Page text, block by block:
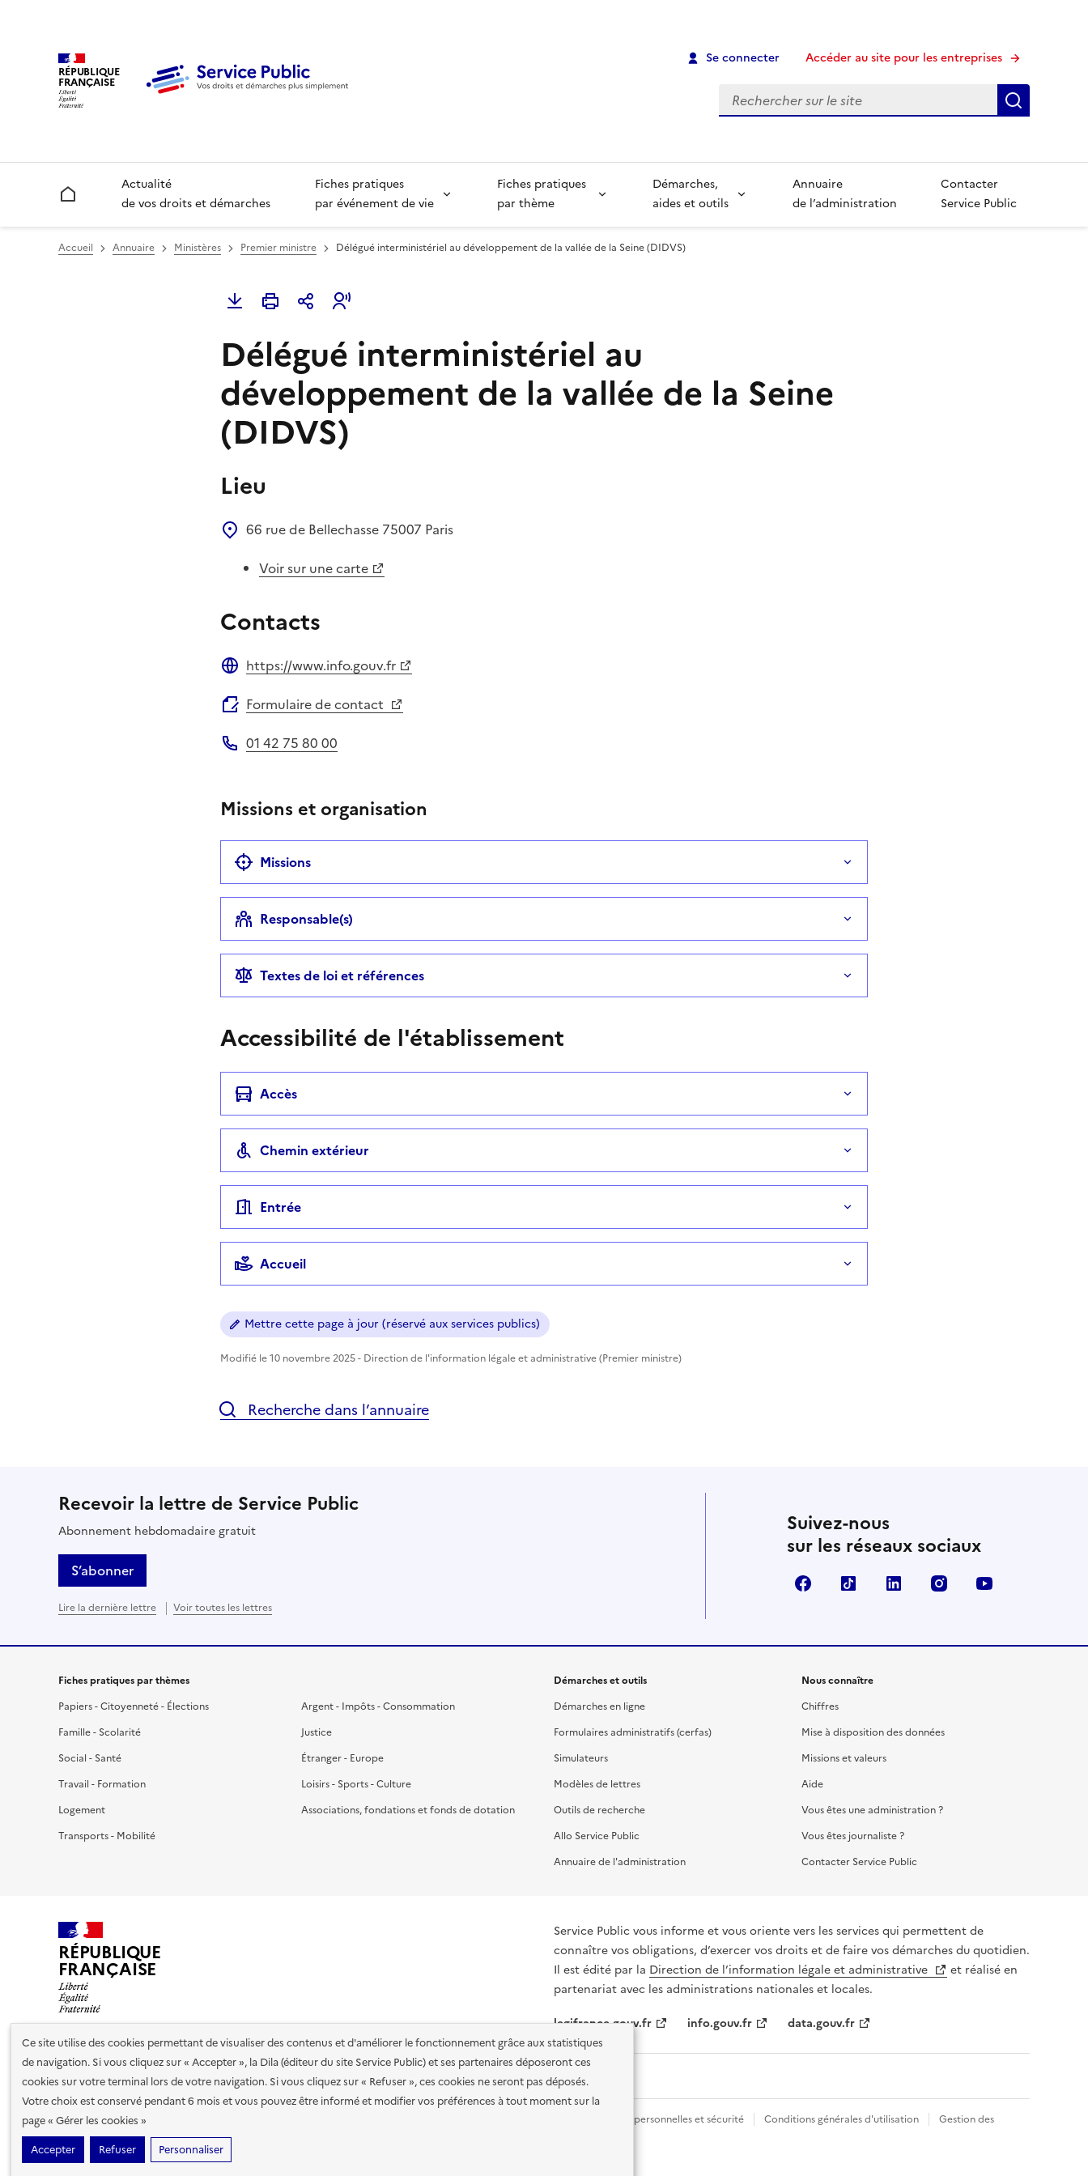
Ce site utilise des cookies permettant de visualiser des contenus et d'améliorer le fonctionnement grâce aux statistiques
de navigation. Si vous cliquez sur « Accepter », la Dila (éditeur du site Service Public) et ses partenaires déposeront ces
cookies sur votre terminal lors de votre navigation. Si vous cliquez sur « Refuser », ces cookies ne seront pas déposés.
Votre choix est conservé pendant 6 mois et vous pouvez être informé et modifier vos préférences à tout moment sur la
page « Gérer les cookies »
Accepter
Refuser Personnaliser
RÉPUBLIQUE
FRANÇAISE
Se connecter Accéder au site pour les entreprises
Recherche
Accueil
Actualité
de vos droits et démarches
Fiches pratiques
par événement de vie
Fiches pratiques
par thème
Démarches,
aides et outils
Annuaire
de l’administration
Contacter
Service Public
Accueil Annuaire Ministères Premier ministre Délégué interministériel au développement de la vallée de la Seine (DIDVS)
Délégué interministériel au
développement de la vallée de la Seine
(DIDVS)
Lieu
66 rue de Bellechasse 75007 Paris
Voir sur une carte
Contacts
https://www.info.gouv.fr
Formulaire de contact
01 42 75 80 00
Missions et organisation
Missions
Responsable(s)
Textes de loi et références
Accessibilité de l'établissement
Accès
Chemin extérieur
Entrée
Accueil
Mettre cette page à jour (réservé aux services publics)
Modifié le 10 novembre 2025 - Direction de l'information légale et administrative (Premier ministre)
Recherche dans l’annuaire
Recevoir la lettre de Service Public
Abonnement hebdomadaire gratuit
S’abonner
Lire la dernière lettre Voir toutes les lettres
Suivez-nous
sur les réseaux sociaux
FacebookTikTok LinkedIn Instagram
Fiches pratiques par thèmes
Papiers - Citoyenneté - Élections
Famille - Scolarité
Social - Santé
Travail - Formation
Logement
Transports - Mobilité
Argent - Impôts - Consommation
Justice
Étranger - Europe
Loisirs - Sports - Culture
Associations, fondations et fonds de dotation
Démarches et outils
Démarches en ligne
Formulaires administratifs (cerfas)
Simulateurs
Modèles de lettres
Outils de recherche
Allo Service Public
Annuaire de l'administration
Nous connaître
Chiffres
Mise à disposition des données
Missions et valeurs
Aide
Vous êtes une administration ?
Vous êtes journaliste ?
Contacter Service Public
RÉPUBLIQUE
FRANÇAISE
Service Public vous informe et vous oriente vers les services qui permettent de
connaître vos obligations, d’exercer vos droits et de faire vos démarches du quotidien.
Il est édité par la Direction de l’information légale et administrative
et réalisé en
partenariat avec les administrations nationales et locales.
legifrance.gouv.fr
info.gouv.fr data.gouv.fr
Nos partenaires
Plan du site Accessibilité : totalement conforme Données personnelles et sécurité Conditions générales d'utilisation
Gestion des
cookies